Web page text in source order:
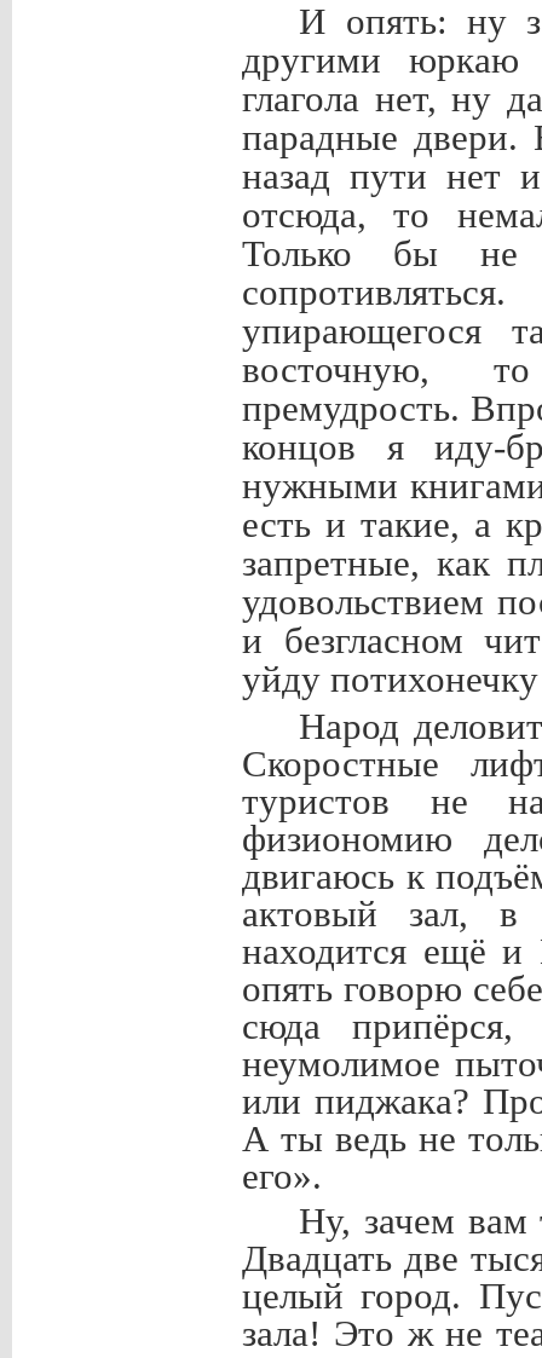
И опять: ну
другими юркаю
глагола нет, ну
парадные
назад пути нет
отсюда, то
Только бы не
упирающегося
восточную, то
премудрость.
концов я иду-
нужными
есть и такие, а
запретные, как
удовольствием
и безгласном
уйду
Народ
Скоростные
туристов не
физиономию
двигаюсь к
актовый зал,
находится ещё
опять говорю
сюда
неумолимое
или пиджака?
А ты ведь не
его».
Ну, зачем
Двадцать две
целый город.
зала! Это ж не